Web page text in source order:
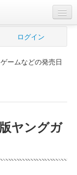
ログイン
ームなどの発売日
ヤングガ